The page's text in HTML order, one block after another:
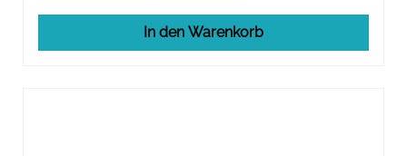
In den Warenkorb